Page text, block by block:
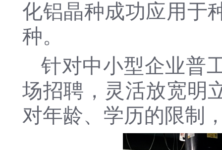
化铝晶种成功应用于
种。
针对中小型企业普
场招聘，灵活放宽明
对年龄、学历的限制